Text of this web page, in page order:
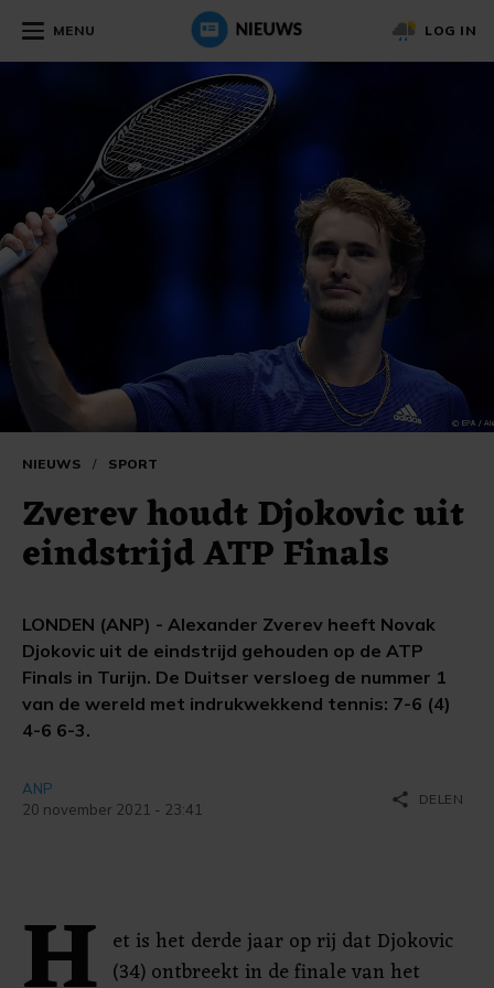
MENU LOG IN
NIEUWS / SPORT
Zverev houdt Djokovic uit
eindstrijd ATP Finals
LONDEN (ANP) - Alexander Zverev heeft Novak
Djokovic uit de eindstrijd gehouden op de ATP
Finals in Turijn. De Duitser versloeg de nummer 1
van de wereld met indrukwekkend tennis: 7-6 (4)
4-6 6-3.
ANP
20 november 2021 - 23:41
share DELEN
et is het derde jaar op rij dat Djokovic
(34) ontbreekt in de finale van het